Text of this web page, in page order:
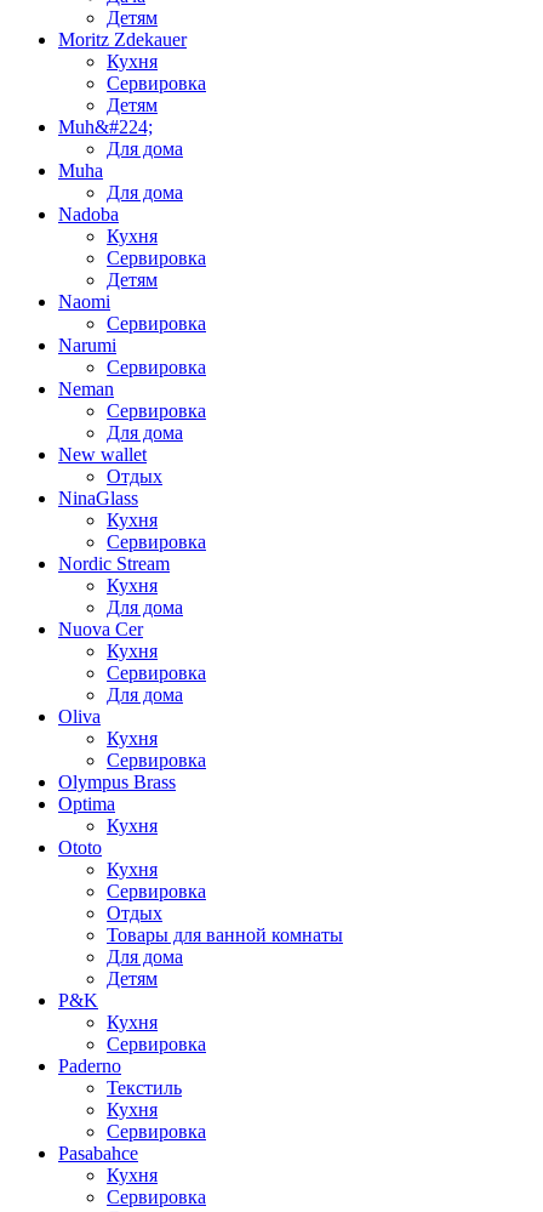
Детям
Moritz Zdekauer
Кухня
Сервировка
Детям
Muh&#224;
Для дома
Muha
Для дома
Nadoba
Кухня
Сервировка
Детям
Naomi
Сервировка
Narumi
Сервировка
Neman
Сервировка
Для дома
New wallet
Отдых
NinaGlass
Кухня
Сервировка
Nordic Stream
Кухня
Для дома
Nuova Cer
Кухня
Сервировка
Для дома
Oliva
Кухня
Сервировка
Olympus Brass
Optima
Кухня
Ototo
Кухня
Сервировка
Отдых
Товары для ванной комнаты
Для дома
Детям
P&K
Кухня
Сервировка
Paderno
Текстиль
Кухня
Сервировка
Pasabahce
Кухня
Сервировка